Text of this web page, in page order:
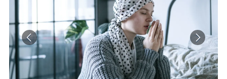
فيديو
مطبخ سيدتي
مقالات الرأي
ستايل
تقارير
عروس سيدتي